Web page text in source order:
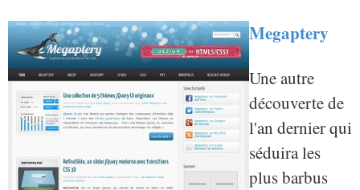
Megaptery
Une autre
découverte de
l'an dernier qui
séduira les
plus barbus